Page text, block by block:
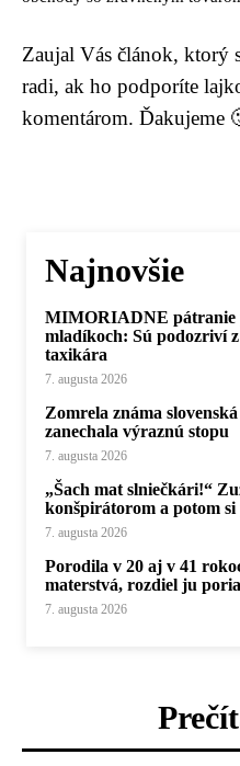
Zaujal Vás článok, ktorý
radi, ak ho podporíte
komentárom. Ďakujeme
Najnovšie
MIMORIADNE pátranie
mladíkoch: Sú podozriví
taxikára
7. augusta 2026
Zomrela známa
zanechala výraznú stopu
7. augusta 2026
„Šach mat slniečkári!“
konšpirátorom a potom
7. augusta 2026
Porodila v 20 aj v 41
materstvá, rozdiel ju
7. augusta 2026